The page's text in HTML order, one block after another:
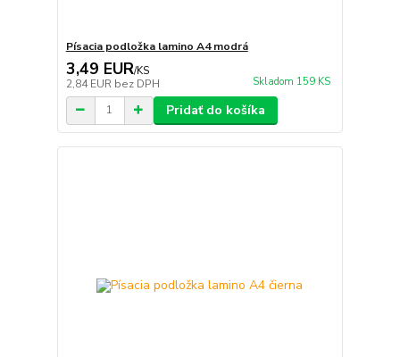
Písacia podložka lamino A4 modrá
3,49 EUR/KS
2,84 EUR bez DPH Skladom 159 KS
Pridať do košíka